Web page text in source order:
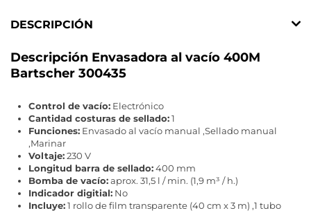
DESCRIPCIÓN
Descripción Envasadora al vacío 400M
Bartscher 300435
Control de vacío: Electrónico
Cantidad costuras de sellado:1
Funciones: Envasado al vacío manual ,Sellado manual
,Marinar
Voltaje:230 V
Longitud barra de sellado:400 mm
Bomba de vacío:aprox. 31,5 l / min. (1,9 m³ / h.)
Indicador digitial: No
Incluye:1 rollo de film transparente (40 cm x 3 m) ,1 tubo